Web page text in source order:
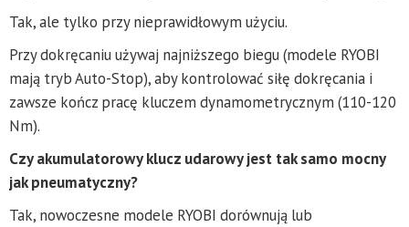
Tak, ale tylko przy nieprawidłowym użyciu.
Przy dokręcaniu używaj najniższego biegu (modele RYOBI
mają tryb Auto-Stop), aby kontrolować siłę dokręcania i
zawsze kończ pracę kluczem dynamometrycznym (110-120
Nm).
Czy akumulatorowy klucz udarowy jest tak samo mocny
jak pneumatyczny?
Tak, nowoczesne modele RYOBI dorównują lub